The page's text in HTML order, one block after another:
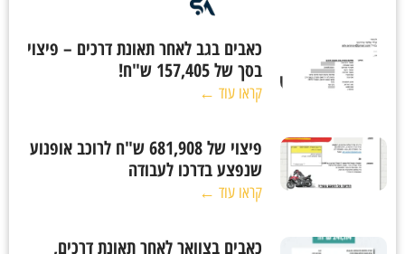
כאבים בגב לאחר תאונת דרכים – פיצוי
בסך של 157,405 ש"ח!
קראו עוד ←
פיצוי של 681,908 ש"ח לרוכב אופנוע
שנפצע בדרכו לעבודה
קראו עוד ←
כאבים בצוואר לאחר תאונת דרכים,